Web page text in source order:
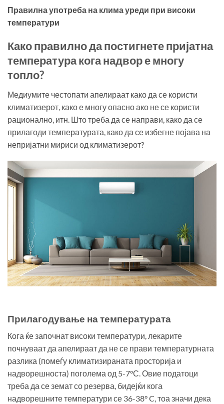
Правилна употреба на клима уреди при високи
температури
Како правилно да постигнете пријатна
температура кога надвор е многу
топло?
Медиумите честопати апелираат како да се користи
климатизерот, како е многу опасно ако не се користи
рационално, итн. Што треба да се направи, како да се
прилагоди температурата, како да се избегне појава на
непријатни мириси од климатизерот?
Прилагодување на температурата
Кога ќе започнат високи температури, лекарите
почнуваат да апелираат да не се прави температурната
разлика (помеѓу климатизираната просторија и
надворешноста) поголема од 5-7°С. Овие податоци
треба да се земат со резерва, бидејќи кога
надворешните температури се 36-38° C, тоа значи дека